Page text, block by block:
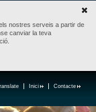
nostres serveis a partir de
canviar la teva
Contacte
Inici